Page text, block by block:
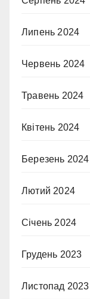
Липень 2024
Червень 2024
Травень 2024
Квітень 2024
Березень 2024
Лютий 2024
Січень 2024
Грудень 2023
Листопад 2023